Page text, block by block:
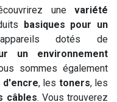
une variété
basiques pour un
dotés de
un environnement
sommes également
d'encre, les toners, les
câbles. Vous trouverez